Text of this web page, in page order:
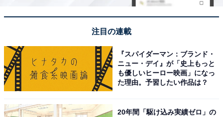
注目の連載
『スパイダーマン：ブランド・
ニュー・デイ』が「史上もっと
も優しいヒーロー映画」になっ
た理由。予習したい作品は？
20年間「駆け込み実績ゼロ」の